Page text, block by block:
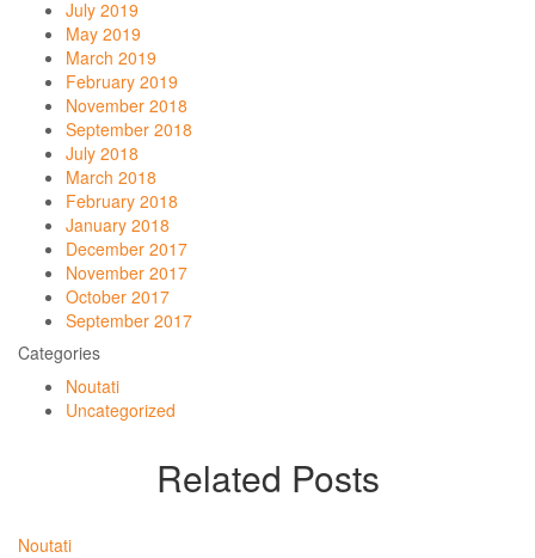
July 2019
May 2019
March 2019
February 2019
November 2018
September 2018
July 2018
March 2018
February 2018
January 2018
December 2017
November 2017
October 2017
September 2017
Categories
Noutati
Uncategorized
Related Posts
Noutati